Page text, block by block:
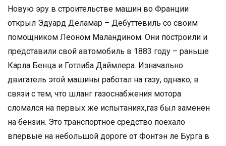
Новую эру в строительстве машин во Франции
открыл Эдуард Деламар – Дебуттевиль со своим
помощником Леоном Маландином. Они построили и
представили свой автомобиль в 1883 году – раньше
Карла Бенца и Готлиба Даймлера. Изначально
двигатель этой машины работал на газу, однако, в
связи с тем, что шланг газоснабжения мотора
сломался на первых же испытаниях,газ был заменен
на бензин. Это транспортное средство поехало
впервые на небольшой дороге от Фонтэн ле Бурга в